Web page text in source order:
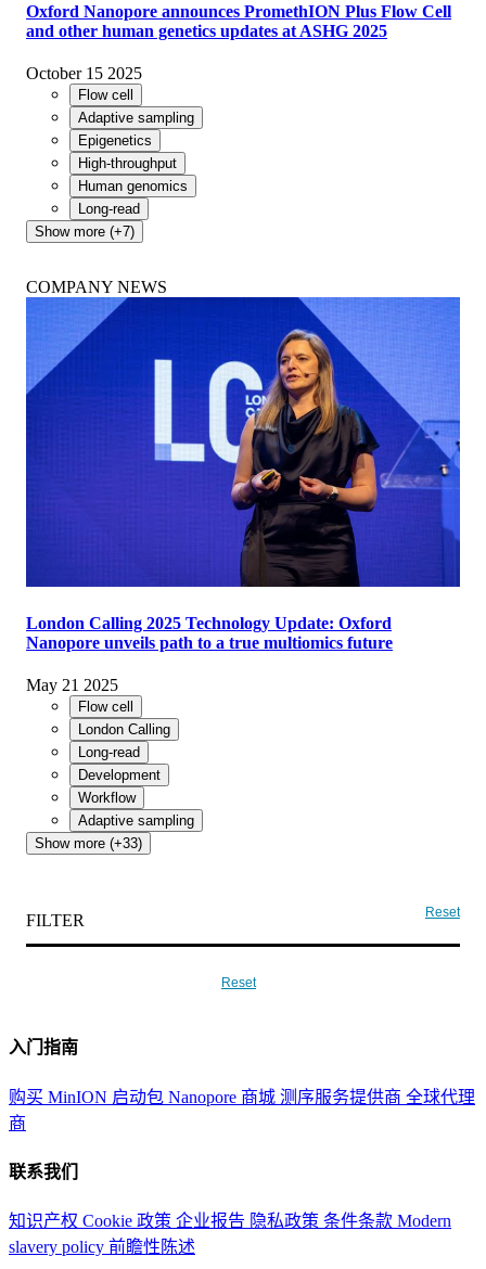
Oxford Nanopore announces PromethION Plus Flow Cell
and other human genetics updates at ASHG 2025
October 15 2025
Flow cell
Adaptive sampling
Epigenetics
High-throughput
Human genomics
Long-read
Show more (+7)
COMPANY NEWS
London Calling 2025 Technology Update: Oxford
Nanopore unveils path to a true multiomics future
May 21 2025
Flow cell
London Calling
Long-read
Development
Workflow
Adaptive sampling
Show more (+33)
FILTER Reset
Reset
入门指南
购买 MinION 启动包 Nanopore 商城 测序服务提供商 全球代理
商
联系我们
知识产权 Cookie 政策 企业报告 隐私政策 条件条款 Modern
slavery policy 前瞻性陈述